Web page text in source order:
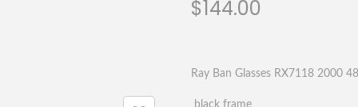
$144.00
Ray Ban Glasses RX7118 2000 48
black frame